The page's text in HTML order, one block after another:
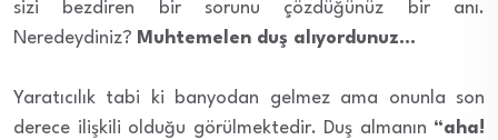
sizi bezdiren bir sorunu çözdüğünüz bir anı.
Neredeydiniz? Muhtemelen duş alıyordunuz…
Yaratıcılık tabi ki banyodan gelmez ama onunla son
derece ilişkili olduğu görülmektedir. Duş almanın “aha!